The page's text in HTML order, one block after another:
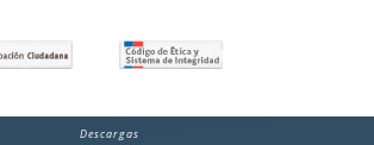
Descargas